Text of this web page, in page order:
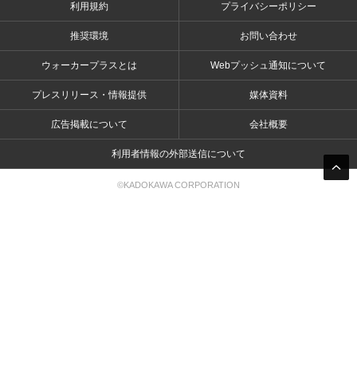
利用規約 プライバシーポリシー
推奨環境 お問い合わせ
ウォーカープラスとは Webプッシュ通知について
プレスリリース・情報提供 媒体資料
広告掲載について 会社概要
利用者情報の外部送信について
©KADOKAWA CORPORATION